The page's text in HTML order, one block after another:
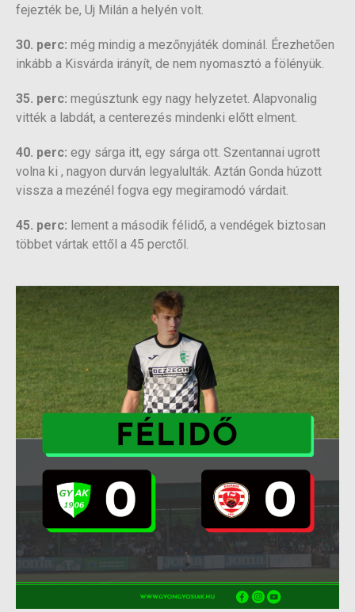
fejezték be, Uj Milán a helyén volt.
30. perc: még mindig a mezőnyjáték dominál. Érezhetően
inkább a Kisvárda irányít, de nem nyomasztó a fölényük.
35. perc: megúsztunk egy nagy helyzetet. Alapvonalig
vitték a labdát, a centerezés mindenki előtt elment.
40. perc: egy sárga itt, egy sárga ott. Szentannai ugrott
volna ki , nagyon durván legyalulták. Aztán Gonda húzott
vissza a mezénél fogva egy megiramodó várdait.
45. perc: lement a második félidő, a vendégek biztosan
többet vártak ettől a 45 perctől.